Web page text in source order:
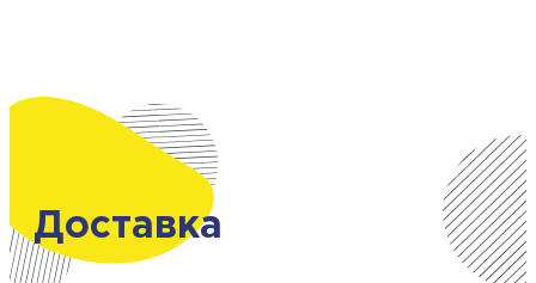
Доставка